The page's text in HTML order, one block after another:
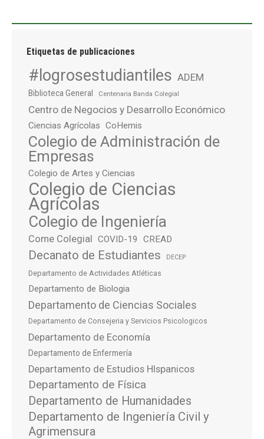
Etiquetas de publicaciones
#logrosestudiantiles ADEM
Biblioteca General Centenaria Banda Colegial
Centro de Negocios y Desarrollo Económico
Ciencias Agrícolas CoHemis
Colegio de Administración de
Empresas
Colegio de Artes y Ciencias
Colegio de Ciencias
Agrícolas
Colegio de Ingeniería
Come Colegial COVID-19 CREAD
Decanato de Estudiantes DECEP
Departamento de Actividades Atléticas
Departamento de Biologia
Departamento de Ciencias Sociales
Departamento de Consejeria y Servicios Psicologicos
Departamento de Economía
Departamento de Enfermería
Departamento de Estudios HIspanicos
Departamento de Física
Departamento de Humanidades
Departamento de Ingeniería Civil y
Agrimensura